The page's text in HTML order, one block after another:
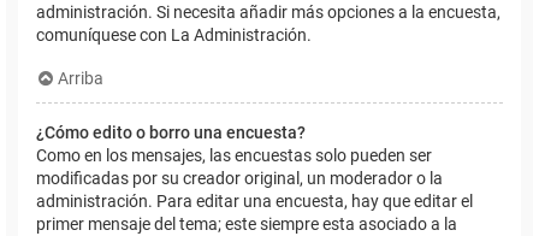
administración. Si necesita añadir más opciones a la encuesta,
comuníquese con La Administración.
Arriba
¿Cómo edito o borro una encuesta?
Como en los mensajes, las encuestas solo pueden ser
modificadas por su creador original, un moderador o la
administración. Para editar una encuesta, hay que editar el
primer mensaje del tema; este siempre esta asociado a la